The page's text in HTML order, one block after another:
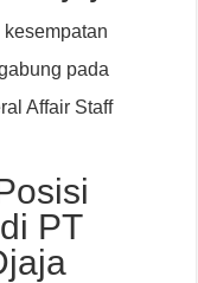
pada
Affair Staff
PT